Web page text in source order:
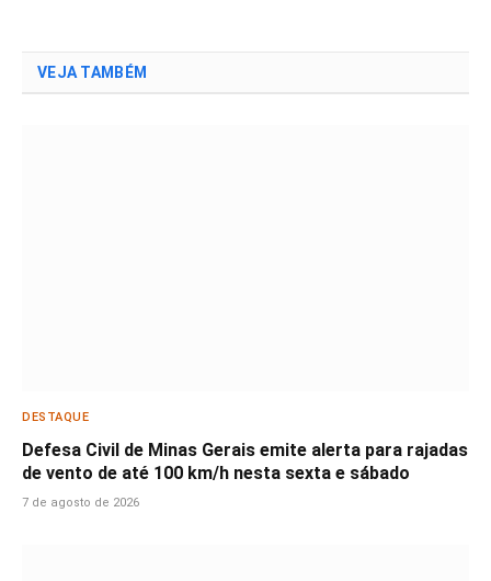
VEJA TAMBÉM
DESTAQUE
Defesa Civil de Minas Gerais emite alerta para rajadas
de vento de até 100 km/h nesta sexta e sábado
7 de agosto de 2026